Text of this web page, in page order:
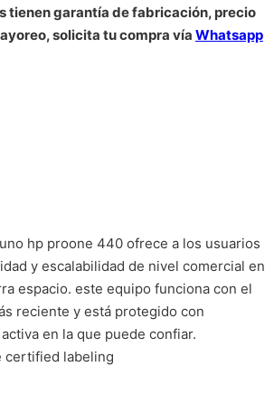
tienen garantía de fabricación, precio
solicita tu compra vía Whatsapp
hp proone 440 ofrece a los usuarios
y escalabilidad de nivel comercial en
espacio. este equipo funciona con el
reciente y está protegido con
en la que puede confiar.
certified labeling